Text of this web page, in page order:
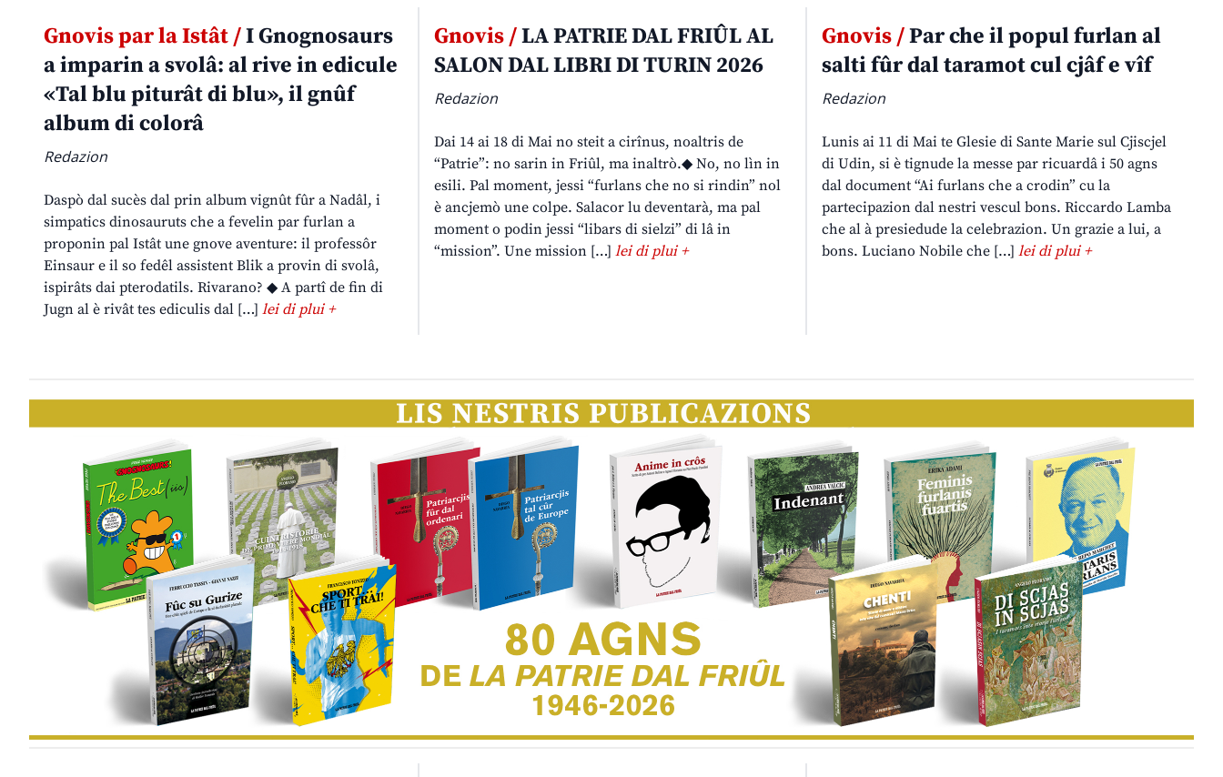
Gnovis par la Istât /I Gnognosaurs
a imparin a svolâ: al rive in edicule
«Tal blu piturât di blu», il gnûf
album di colorâ
Redazion
Daspò dal sucès dal prin album vignût fûr a Nadâl, i
simpatics dinosauruts che a fevelin par furlan a
proponin pal Istât une gnove aventure: il professôr
Einsaur e il so fedêl assistent Blik a provin di svolâ,
ispirâts dai pterodatils. Rivarano? ◆ A partî de fin di
Jugn al è rivât tes ediculis dal […] lei di plui +
Gnovis /LA PATRIE DAL FRIÛL AL
SALON DAL LIBRI DI TURIN 2026
Redazion
Dai 14 ai 18 di Mai no steit a cirînus, noaltris de
“Patrie”: no sarin in Friûl, ma inaltrò.◆ No, no lìn in
esili. Pal moment, jessi “furlans che no si rindin” nol
è ancjemò une colpe. Salacor lu deventarà, ma pal
moment o podin jessi “libars di sielzi” di lâ in
“mission”. Une mission […] lei di plui +
Gnovis /Par che il popul furlan al
salti fûr dal taramot cul cjâf e vîf
Redazion
Lunis ai 11 di Mai te Glesie di Sante Marie sul Cjiscjel
di Udin, si è tignude la messe par ricuardâ i 50 agns
dal document “Ai furlans che a crodin” cu la
partecipazion dal nestri vescul bons. Riccardo Lamba
che al à presiedude la celebrazion. Un grazie a lui, a
bons. Luciano Nobile che […]lei di plui +